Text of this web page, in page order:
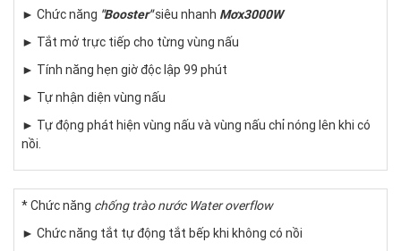
► Chức năng "Booster"siêu nhanh Mơx3000W
► Tắt mở trực tiếp cho từng vùng nấu
► Tính năng hẹn giờ độc lập 99 phút
► Tự nhận diện vùng nấu
► Tự động phát hiện vùng nấu và vùng nấu chỉ nóng lên khi có
nồi.
* Chức năng chống trào nước Water overflow
► Chức năng tắt tự động tắt bếp khi không có nồi